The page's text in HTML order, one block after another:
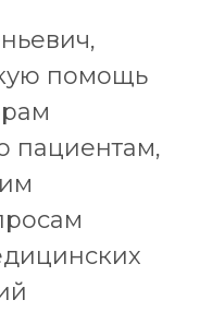
помощь
пациентам,